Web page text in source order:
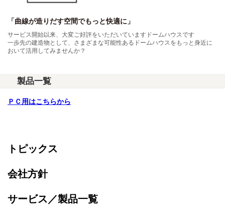
「曲線が造りだす空間でもっと快適に」
サービス開始以来、大変ご好評をいただいていますドームハウスです
一歩先の建造物として、さまざまな可能性あるドームハウスをもっと身近に
おいて活用してみませんか？
製品一覧
ＰＣ用はこちらから
トピックス
会社方針
サービス／製品一覧